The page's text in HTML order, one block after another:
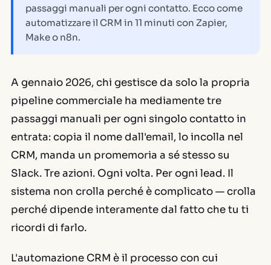
passaggi manuali per ogni contatto. Ecco come
automatizzare il CRM in 11 minuti con Zapier,
Make o n8n.
A gennaio 2026, chi gestisce da solo la propria
pipeline commerciale ha mediamente tre
passaggi manuali per ogni singolo contatto in
entrata: copia il nome dall'email, lo incolla nel
CRM, manda un promemoria a sé stesso su
Slack. Tre azioni. Ogni volta. Per ogni lead. Il
sistema non crolla perché è complicato — crolla
perché dipende interamente dal fatto che tu ti
ricordi di farlo.
L'automazione CRM è il processo con cui